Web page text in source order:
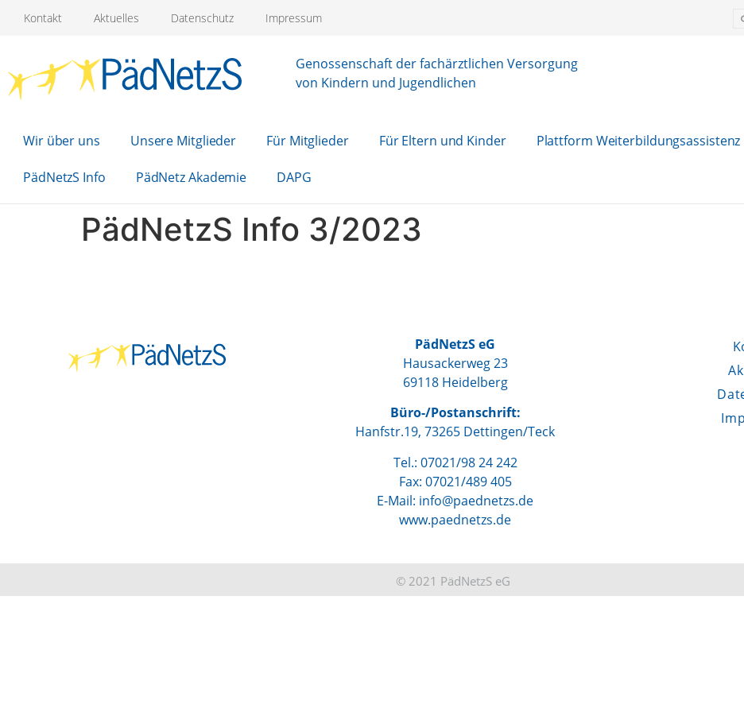
Kontakt Aktuelles Datenschutz Impressum
Genossenschaft der fachärztlichen Versorgung
von Kindern und Jugendlichen
Wir über uns Unsere Mitglieder Für Mitglieder Für Eltern und Kinder Plattform Weiterbildungsassistenz
PädNetzS Info PädNetz Akademie DAPG
PädNetzS Info 3/2023
PädNetzS eG
Hausackerweg 23
69118 Heidelberg
Büro-/Postanschrift:
Hanfstr.19, 73265 Dettingen/Teck
Tel.: 07021/98 24 242
Fax: 07021/489 405
E-Mail: info@paednetzs.de
www.paednetzs.de
© 2021 PädNetzS eG